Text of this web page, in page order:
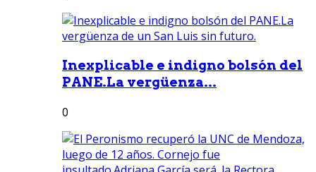
Inexplicable e indigno bolsón del
PANE.La vergüenza...
0